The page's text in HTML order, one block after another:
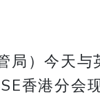
局）今天
香港分会